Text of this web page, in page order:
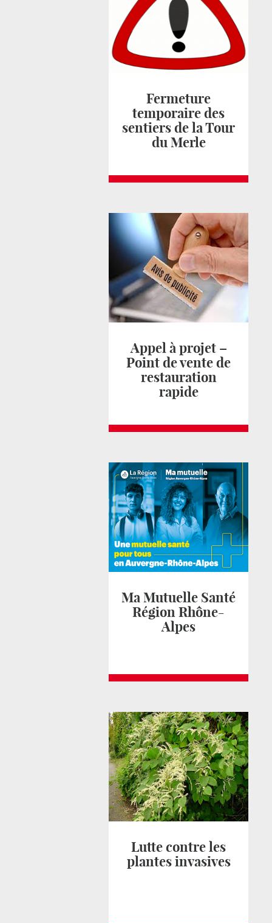
Fermeture
temporaire des
sentiers de la Tour
du Merle
Appel à projet –
Point de vente de
restauration
rapide
Ma Mutuelle Santé
Région Rhône-
Alpes
Lutte contre les
plantes invasives